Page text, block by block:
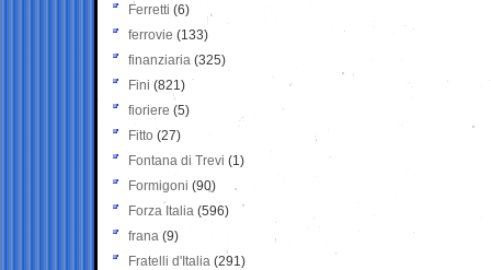
Ferretti (6)
ferrovie (133)
finanziaria (325)
Fini (821)
fioriere (5)
Fitto (27)
Fontana di Trevi (1)
Formigoni (90)
Forza Italia (596)
frana (9)
Fratelli d'Italia (291)